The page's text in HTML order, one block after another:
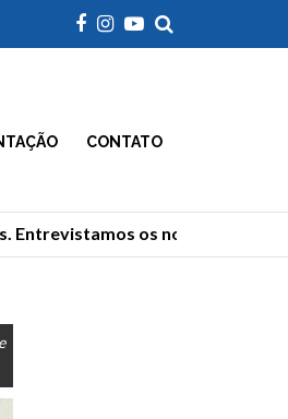
CONTATO
os novos donos